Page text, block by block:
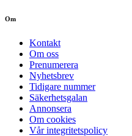
Om
Kontakt
Om oss
Prenumerera
Nyhetsbrev
Tidigare nummer
Säkerhetsgalan
Annonsera
Om cookies
Vår integritetspolicy